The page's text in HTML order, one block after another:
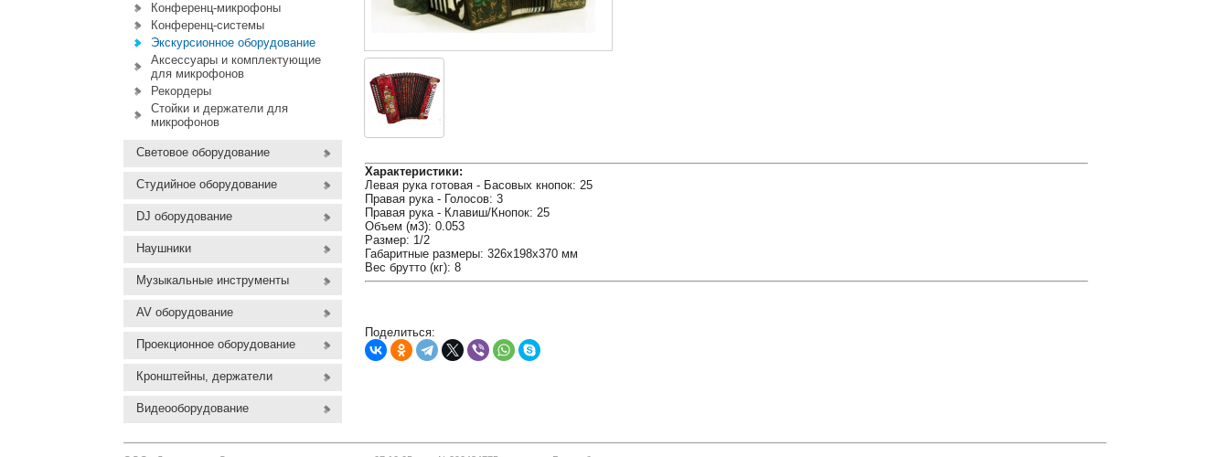
Конференц-микрофоны
Конференц-системы
Экскурсионное оборудование
Аксессуары и комплектующие
для микрофонов
Рекордеры
Стойки и держатели для
микрофонов
Световое оборудование
Студийное оборудование
DJ оборудование
Наушники
Музыкальные инструменты
AV оборудование
Проекционное оборудование
Кронштейны, держатели
Видеооборудование
Характеристики:
Левая рука готовая - Басовых кнопок: 25
Правая рука - Голосов: 3
Правая рука - Клавиш/Кнопок: 25
Объем (м3): 0.053
Размер: 1/2
Габаритные размеры: 326х198х370 мм
Вес брутто (кг): 8
Поделиться: